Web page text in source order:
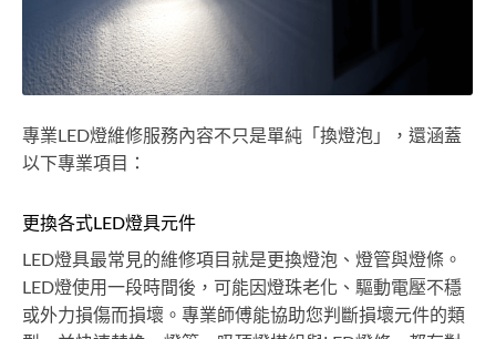
專業LED燈維修服務內容不只是單純「換燈泡」，還涵蓋
以下專業項目：
更換各式LED燈具元件
LED燈具最常見的維修項目就是更換燈泡、燈管與燈條。
LED燈使用一段時間後，可能因燈珠老化、驅動電壓不穩
或外力損傷而損壞。專業師傅能協助您判斷損壞元件的類